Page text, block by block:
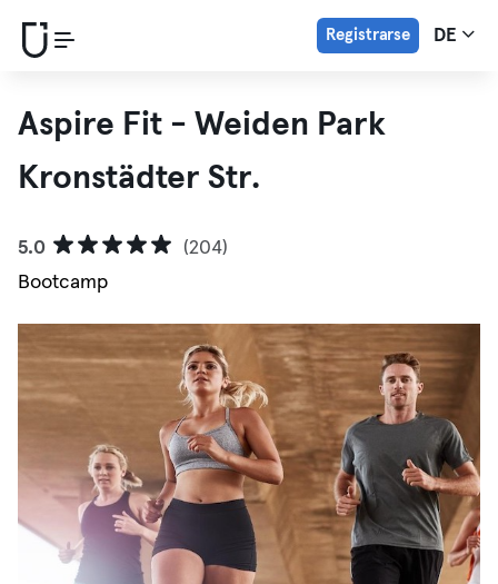
Registrarse DE
Aspire Fit - Weiden Park
Kronstädter Str.
5.0
(204)
Bootcamp